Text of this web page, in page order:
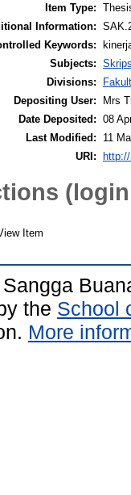
Item Type:
Information:
Keywords:
Subjects:
Divisions:
Depositing User:
Mrs
Date Deposited: 08
Last Modified:
11
URI:
Item
the School
More